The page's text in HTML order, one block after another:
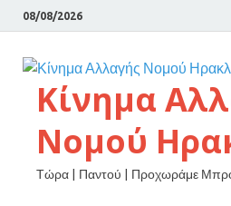
08/08/2026
Κίνημα
Νομού
Τώρα | Παντού | Προχωράμε